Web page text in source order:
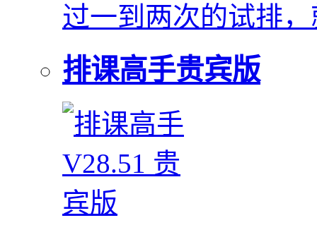
过一到两次的试排
排课高手贵宾版